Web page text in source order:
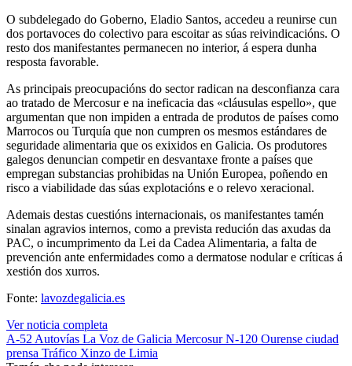
O subdelegado do Goberno, Eladio Santos, accedeu a reunirse cun
dos portavoces do colectivo para escoitar as súas reivindicacións. O
resto dos manifestantes permanecen no interior, á espera dunha
resposta favorable.
As principais preocupacións do sector radican na desconfianza cara
ao tratado de Mercosur e na ineficacia das «cláusulas espello», que
argumentan que non impiden a entrada de produtos de países como
Marrocos ou Turquía que non cumpren os mesmos estándares de
seguridade alimentaria que os exixidos en Galicia. Os produtores
galegos denuncian competir en desvantaxe fronte a países que
empregan substancias prohibidas na Unión Europea, poñendo en
risco a viabilidade das súas explotacións e o relevo xeracional.
Ademais destas cuestións internacionais, os manifestantes tamén
sinalan agravios internos, como a prevista redución das axudas da
PAC, o incumprimento da Lei da Cadea Alimentaria, a falta de
prevención ante enfermidades como a dermatose nodular e críticas á
xestión dos xurros.
Fonte: lavozdegalicia.es
Ver noticia completa
A-52 Autovías La Voz de Galicia MercosurN-120 Ourense ciudad
prensa Tráfico Xinzo de Limia